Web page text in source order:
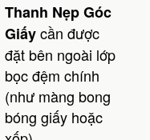
Thanh Nẹp Góc
Giấycần được
đặt bên ngoài lớp
bọc đệm chính
(như màng bong
bóng giấy hoặc